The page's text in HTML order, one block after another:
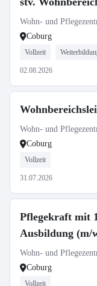
Wohn- und
Coburg
Vollzeit
02.08.2026
Wohn- und
Coburg
Vollzeit
31.07.2026
Pflegekraft mit
Ausbildung (m/
Wohn- und
Coburg
Vollzeit